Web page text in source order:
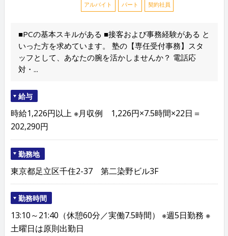
アルバイト パート 契約社員
■PCの基本スキルがある ■接客および事務経験がある と
いった方を求めています。 塾の【専任受付事務】スタ
ッフとして、あなたの腕を活かしませんか？ 電話応
対・...
給与
時給1,226円以上 ※月収例 1,226円×7.5時間×22日＝
202,290円
勤務地
東京都足立区千住2-37 第二染野ビル3F
勤務時間
13:10～21:40（休憩60分／実働7.5時間） ※週5日勤務 ※
土曜日は原則出勤日